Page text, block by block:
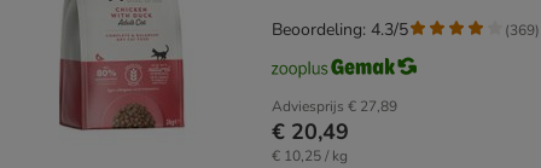
Adviesprijs € 27,89
€ 20,49
€ 10,25 / kg
Beoordeling: 4.3/5 (369)